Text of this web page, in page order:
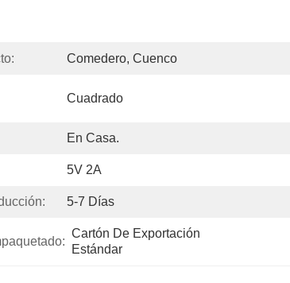
Comedero, Cuenco
Cuadrado
En Casa.
5V 2A
5-7 Días
Cartón De Exportación
Estándar